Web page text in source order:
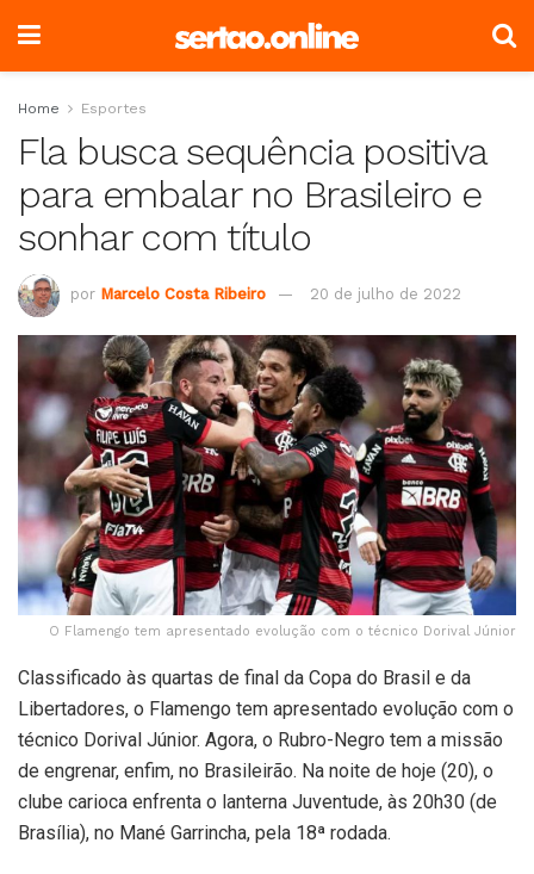
Home Esportes
Fla busca sequência positiva
para embalar no Brasileiro e
sonhar com título
por Marcelo Costa Ribeiro 20 de julho de 2022
O Flamengo tem apresentado evolução com o técnico Dorival Júnior
Classificado às quartas de final da Copa do Brasil e da
Libertadores, o Flamengo tem apresentado evolução com o
técnico Dorival Júnior. Agora, o Rubro-Negro tem a missão
de engrenar, enfim, no Brasileirão. Na noite de hoje (20), o
clube carioca enfrenta o lanterna Juventude, às 20h30 (de
Brasília), no Mané Garrincha, pela 18ª rodada.